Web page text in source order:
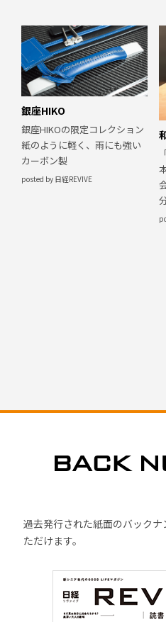
銀座HIKO
銀座HIKOの限定コレクション
紙のように軽く、雨にも強い
カーボン製
posted by 日経REVIVE
過去発行された紙面のバック
ただけます。